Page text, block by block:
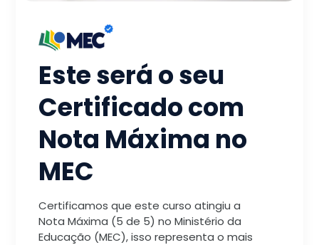
Este será o seu
Certificado com
Nota Máxima no
MEC
Certificamos que este curso atingiu a
Nota Máxima (5 de 5) no Ministério da
Educação (MEC), isso representa o mais